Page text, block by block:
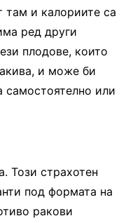
там и калориите са
ред други
плодове, които
и може би
самостоятелно или
Този страхотен
под формата на
ракови